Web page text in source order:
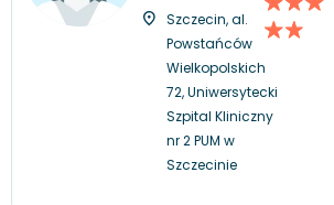
Szczecin, al.
Powstańców
Wielkopolskich
72, Uniwersytecki
Szpital Kliniczny
nr 2 PUM w
Szczecinie